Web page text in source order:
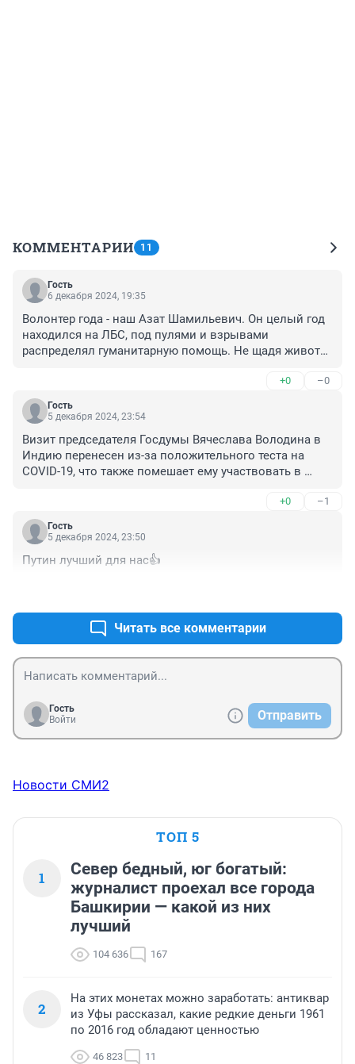
КОММЕНТАРИИ 11
Гость
6 декабря 2024, 19:35
Волонтер года - наш Азат Шамильевич. Он целый год
находился на ЛБС, под пулями и взрывами
распределял гуманитарную помощь. Не щадя живота
+0 –0
Гость
5 декабря 2024, 23:54
Визит председателя Госдумы Вячеслава Володина в
Индию перенесен из-за положительного теста на
COVID-19, что также помешает ему участвовать в
Союзного государства в Минске 6 декабря.😱😱😱
+0 –1
Гость
5 декабря 2024, 23:50
Путин лучший для нас👍
Читать все комментарии
Гость
Войти
Отправить
Новости СМИ2
ТОП 5
1
Север бедный, юг богатый:
журналист проехал все города
Башкирии — какой из них
лучший
104 636 167
2
На этих монетах можно заработать: антиквар
из Уфы рассказал, какие редкие деньги 1961
по 2016 год обладают ценностью
46 823 11